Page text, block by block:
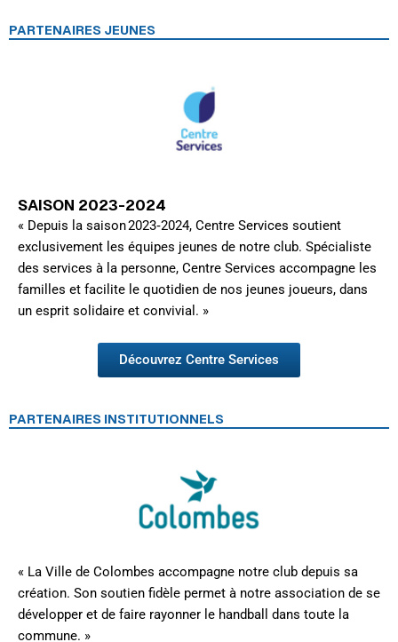
PARTENAIRES JEUNES
SAISON 2023-2024
« Depuis la saison 2023‑2024, Centre Services soutient
exclusivement les équipes jeunes de notre club. Spécialiste
des services à la personne, Centre Services accompagne les
familles et facilite le quotidien de nos jeunes joueurs, dans
un esprit solidaire et convivial. »
Découvrez Centre Services
PARTENAIRES INSTITUTIONNELS
« La Ville de Colombes accompagne notre club depuis sa
création. Son soutien fidèle permet à notre association de se
développer et de faire rayonner le handball dans toute la
commune. »